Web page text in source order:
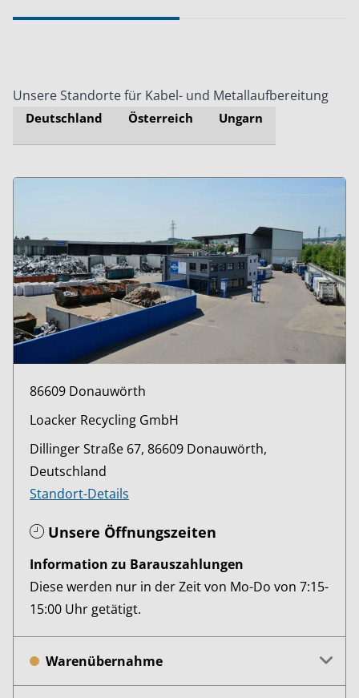
Unsere Standorte für Kabel- und Metallaufbereitung
Deutschland Österreich Ungarn
86609 Donauwörth
Loacker Recycling GmbH
Dillinger Straße 67, 86609 Donauwörth,
Deutschland
Standort-Details
Unsere Öffnungszeiten
Information zu Barauszahlungen
Diese werden nur in der Zeit von Mo-Do von 7:15-
15:00 Uhr getätigt.
Warenübernahme